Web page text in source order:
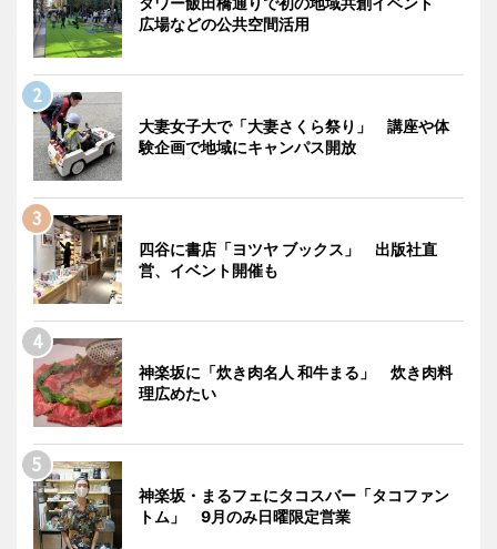
広場などの公共空間活用
大妻女子大で「大妻さくら祭り」 講座や体
験企画で地域にキャンパス開放
四谷に書店「ヨツヤ ブックス」 出版社直
営、イベント開催も
神楽坂に「炊き肉名人 和牛まる」 炊き肉料
理広めたい
神楽坂・まるフェにタコスバー「タコファン
トム」 9月のみ日曜限定営業